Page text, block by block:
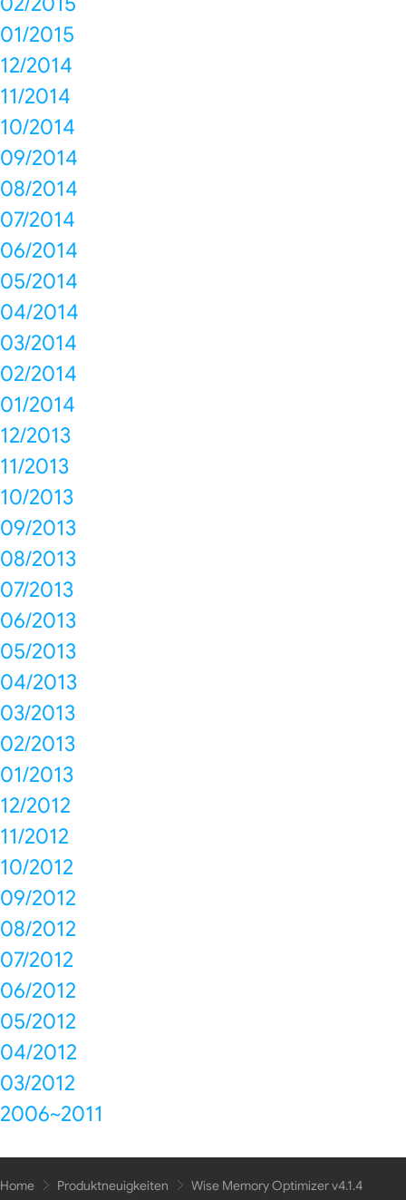
01/2015
12/2014
11/2014
10/2014
09/2014
08/2014
07/2014
06/2014
05/2014
04/2014
03/2014
02/2014
01/2014
12/2013
11/2013
10/2013
09/2013
08/2013
07/2013
06/2013
05/2013
04/2013
03/2013
02/2013
01/2013
12/2012
11/2012
10/2012
09/2012
08/2012
07/2012
06/2012
05/2012
04/2012
03/2012
2006~2011
Home Produktneuigkeiten Wise Memory Optimizer v4.1.4